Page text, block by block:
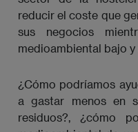
reducir el coste que
sus negocios
medioambiental bajo
¿Cómo podríamos
a gastar menos en
residuos?, ¿cómo